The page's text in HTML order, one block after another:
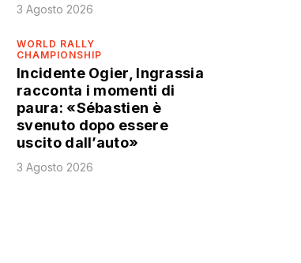
3 Agosto 2026
WORLD RALLY
CHAMPIONSHIP
Incidente Ogier, Ingrassia
racconta i momenti di
paura: «Sébastien è
svenuto dopo essere
uscito dall’auto»
3 Agosto 2026